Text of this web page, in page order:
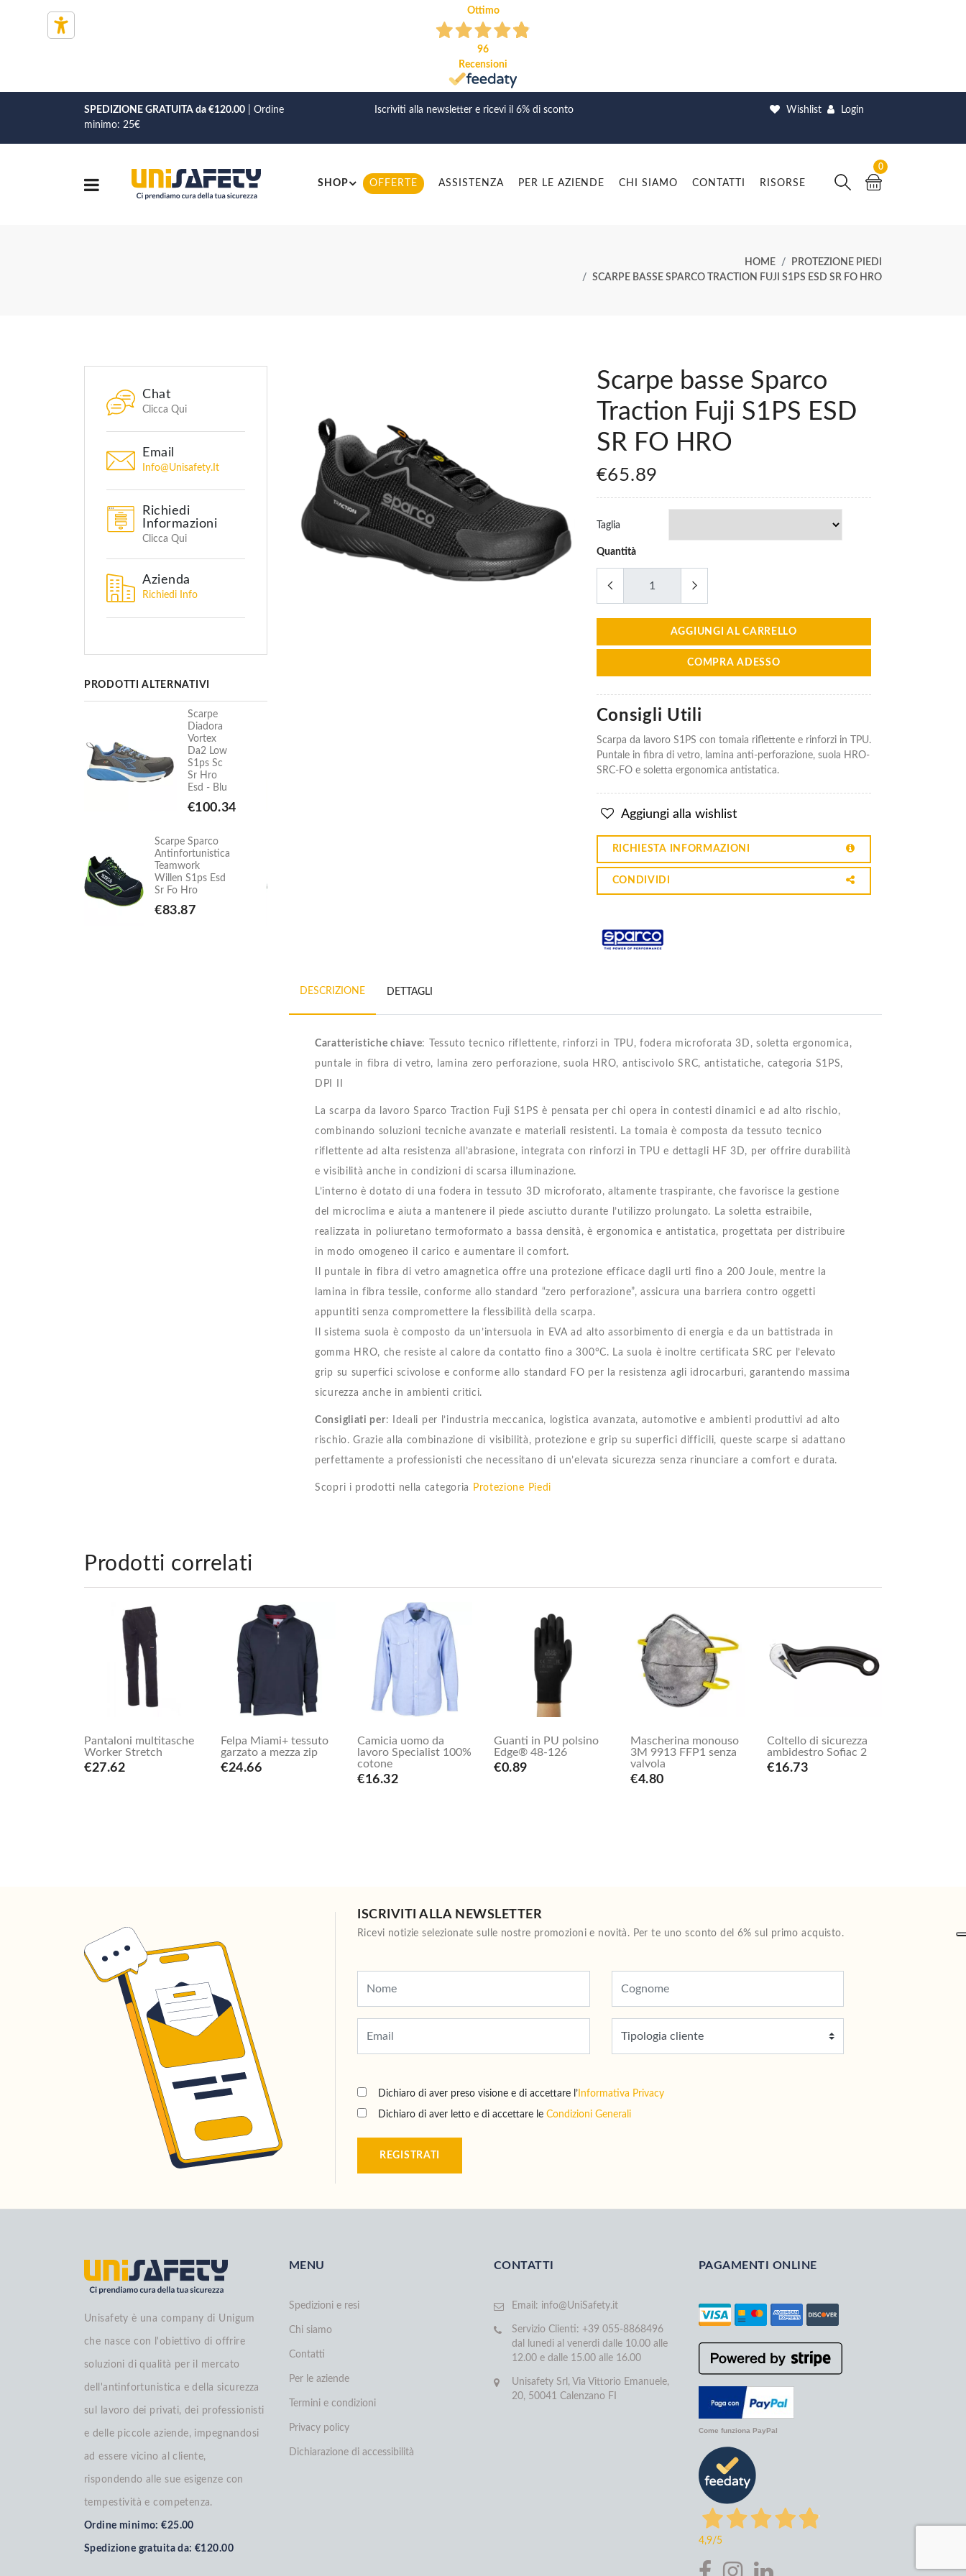
Ottimo
96
Recensioni
SPEDIZIONE GRATUITA da €120.00 | Ordine
minimo: 25€
Iscriviti alla newsletter e ricevi il 6% di sconto Wishlist Login
SHOP OFFERTE ASSISTENZA PER LE AZIENDE CHI SIAMO CONTATTI RISORSE
0
HOME
PROTEZIONE PIEDI
SCARPE BASSE SPARCO TRACTION FUJI S1PS ESD SR FO HRO
Chat
Clicca Qui
Email
Info@unisafety.it
Richiedi
Informazioni
Clicca Qui
Azienda
Richiedi Info
PRODOTTI ALTERNATIVI
Scarpe
Diadora
Vortex
Da2 Low
S1ps Sc
Sr Hro
Esd - Blu
€100.34
Scarpe Sparco
Antinfortunistica
Teamwork
Willen S1ps Esd
Sr Fo Hro
€83.87
€100.34
Scarpe basse Sparco
Traction Fuji S1PS ESD
SR FO HRO
€65.89
Taglia
Quantità
AGGIUNGI AL CARRELLO
COMPRA ADESSO
Consigli Utili
Scarpa da lavoro S1PS con tomaia riflettente e rinforzi in TPU.
Puntale in fibra di vetro, lamina anti-perforazione, suola HRO-
SRC-FO e soletta ergonomica antistatica.
Aggiungi alla wishlist
RICHIESTA INFORMAZIONI
CONDIVIDI
DESCRIZIONE DETTAGLI
Caratteristiche chiave: Tessuto tecnico riflettente, rinforzi in TPU, fodera microforata 3D, soletta ergonomica,
puntale in fibra di vetro, lamina zero perforazione, suola HRO, antiscivolo SRC, antistatiche, categoria S1PS,
DPI II
La scarpa da lavoro Sparco Traction Fuji S1PS è pensata per chi opera in contesti dinamici e ad alto rischio,
combinando soluzioni tecniche avanzate e materiali resistenti. La tomaia è composta da tessuto tecnico
riflettente ad alta resistenza all’abrasione, integrata con rinforzi in TPU e dettagli HF 3D, per offrire durabilità
e visibilità anche in condizioni di scarsa illuminazione.
L’interno è dotato di una fodera in tessuto 3D microforato, altamente traspirante, che favorisce la gestione
del microclima e aiuta a mantenere il piede asciutto durante l’utilizzo prolungato. La soletta estraibile,
realizzata in poliuretano termoformato a bassa densità, è ergonomica e antistatica, progettata per distribuire
in modo omogeneo il carico e aumentare il comfort.
Il puntale in fibra di vetro amagnetica offre una protezione efficace dagli urti fino a 200 Joule, mentre la
lamina in fibra tessile, conforme allo standard “zero perforazione”, assicura una barriera contro oggetti
appuntiti senza compromettere la flessibilità della scarpa.
Il sistema suola è composto da un’intersuola in EVA ad alto assorbimento di energia e da un battistrada in
gomma HRO, che resiste al calore da contatto fino a 300°C. La suola è inoltre certificata SRC per l’elevato
grip su superfici scivolose e conforme allo standard FO per la resistenza agli idrocarburi, garantendo massima
sicurezza anche in ambienti critici.
Consigliati per: Ideali per l’industria meccanica, logistica avanzata, automotive e ambienti produttivi ad alto
rischio. Grazie alla combinazione di visibilità, protezione e grip su superfici difficili, queste scarpe si adattano
perfettamente a professionisti che necessitano di un’elevata sicurezza senza rinunciare a comfort e durata.
Scopri i prodotti nella categoria Protezione Piedi
Prodotti correlati
Pantaloni multitasche
Worker Stretch
€27.62
Felpa Miami+ tessuto
garzato a mezza zip
€24.66
Camicia uomo da
lavoro Specialist 100%
cotone
€16.32
Guanti in PU polsino
Edge® 48-126
€0.89
Mascherina monouso
3M 9913 FFP1 senza
valvola
€4.80
Coltello di sicurezza
ambidestro Sofiac 2
€16.73
ISCRIVITI ALLA NEWSLETTER
Ricevi notizie selezionate sulle nostre promozioni e novità. Per te uno sconto del 6% sul primo acquisto.
Dichiaro di aver preso visione e di accettare l’ Informativa Privacy
Dichiaro di aver letto e di accettare le Condizioni Generali
REGISTRATI
Unisafety è una company di Unigum
che nasce con l'obiettivo di offrire
soluzioni di qualità per il mercato
dell'antinfortunistica e della sicurezza
sul lavoro dei privati, dei professionisti
e delle piccole aziende, impegnandosi
ad essere vicino al cliente,
rispondendo alle sue esigenze con
tempestività e competenza.
Ordine minimo: €25.00
Spedizione gratuita da: €120.00
MENU
Spedizioni e resi
Chi siamo
Contatti
Per le aziende
Termini e condizioni
Privacy policy
Dichiarazione di accessibilità
CONTATTI
Email: info@UniSafety.it
Servizio Clienti: +39 055-8868496
dal lunedi al venerdi dalle 10.00 alle
12.00 e dalle 15.00 alle 16.00
Unisafety Srl, Via Vittorio Emanuele,
20, 50041 Calenzano FI
PAGAMENTI ONLINE
Come funziona PayPal
4,9/5